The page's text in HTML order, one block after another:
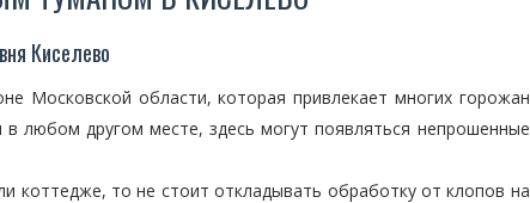
Киселево
Московской области, которая привлекает многих горожан
любом другом месте, здесь могут появляться непрошенные
коттедже, то не стоит откладывать обработку от клопов на